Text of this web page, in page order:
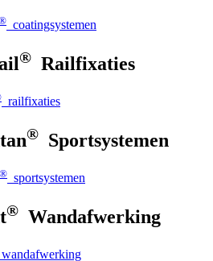
coatingsystemen
® Railfixaties
railfixaties
® Sportsystemen
® sportsystemen
® Wandafwerking
wandafwerking